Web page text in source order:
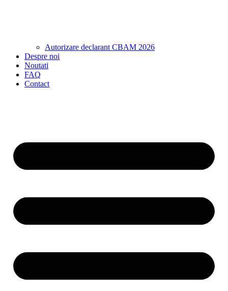
Autorizare declarant CBAM 2026
Despre noi
Noutati
FAQ
Contact